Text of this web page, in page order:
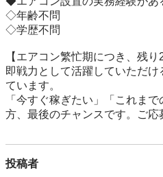
◇年齢不問
◇学歴不問
【エアコン繁忙期につき、残り
即戦力として活躍していただ
ています。
「今すぐ稼ぎたい」「これま
方、最後のチャンスです。ご応
投稿者